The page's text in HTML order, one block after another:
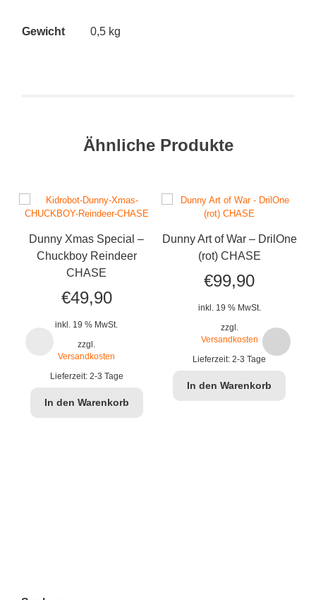
Gewicht 0,5 kg
Ähnliche Produkte
Dunny Xmas Special –
Chuckboy Reindeer
CHASE
€49,90
inkl. 19 % MwSt.
zzgl.
Versandkosten
Lieferzeit: 2-3 Tage
In den Warenkorb
Dunny Art of War – DrilOne
(rot) CHASE
€99,90
inkl. 19 % MwSt.
zzgl.
Versandkosten
Lieferzeit:2-3 Tage
In den Warenkorb